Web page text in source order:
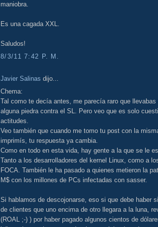
maniobra.
Es una cagada XXL.
Saludos!
8/3/11 7:42 P. M.
Javier Salinas dijo...
Chema:
Tal como te decía antes, me parecía raro que
alguna piedra contra el SL. Pero veo que es solo
actitudes.
Veo también que cuando me tomo tu post con la
imprimís, tu respuesta ya cambia.
Como en todo en esta vida, hay gente a la que se le
Tanto a los desarrolladores del kernel Linux, como a
FOCA. También le ha pasado a quienes metieron la
M$ con los millones de PCs infectadas con sasser.
Si hablamos de descojonarse, eso si que debe haber
de clientes que uno encima de otro llegara a la luna,
(ROAL ;-) ) por haber pagado algunos cientos de